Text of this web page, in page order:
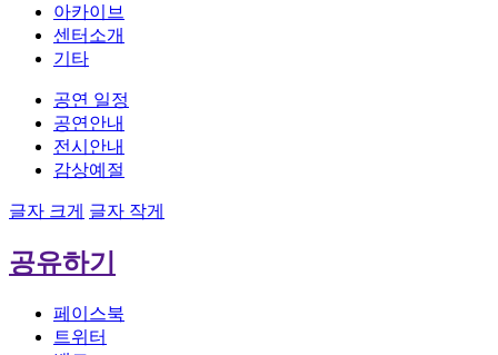
아카이브
센터소개
기타
공연 일정
공연안내
전시안내
감상예절
글자 크게 글자 작게
공유하기
페이스북
트위터